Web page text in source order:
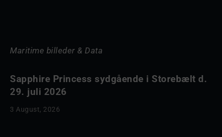
Maritime billeder & Data
Sapphire Princess sydgående i Storebælt d.
29. juli 2026
3 August, 2026